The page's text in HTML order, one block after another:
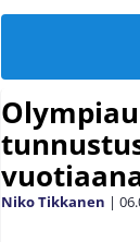
Niko Tikkanen |